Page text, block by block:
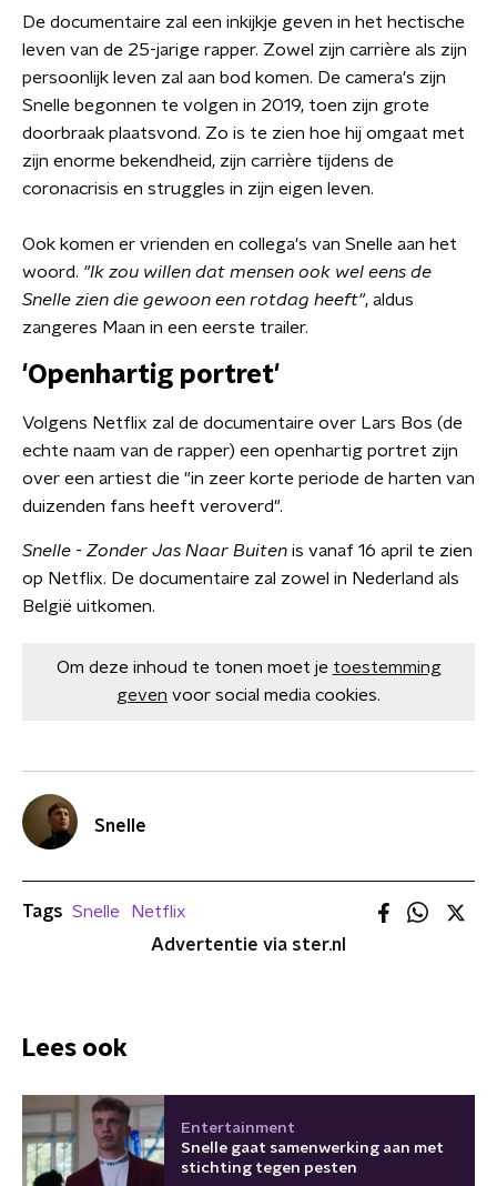
De documentaire zal een inkijkje geven in het hectische
leven van de 25-jarige rapper. Zowel zijn carrière als zijn
persoonlijk leven zal aan bod komen. De camera's zijn
Snelle begonnen te volgen in 2019, toen zijn grote
doorbraak plaatsvond. Zo is te zien hoe hij omgaat met
zijn enorme bekendheid, zijn carrière tijdens de
coronacrisis en struggles in zijn eigen leven.
Ook komen er vrienden en collega's van Snelle aan het
woord. "Ik zou willen dat mensen ook wel eens de
Snelle zien die gewoon een rotdag heeft", aldus
zangeres Maan in een eerste trailer.
'Openhartig portret'
Volgens Netflix zal de documentaire over Lars Bos (de
echte naam van de rapper) een openhartig portret zijn
over een artiest die "in zeer korte periode de harten van
duizenden fans heeft veroverd".
Snelle - Zonder Jas Naar Buiten is vanaf 16 april te zien
op Netflix. De documentaire zal zowel in Nederland als
België uitkomen.
Om deze inhoud te tonen moet je toestemming
geven voor social media cookies.
Snelle
Tags Snelle
Netflix
Advertentie via ster.nl
Lees ook
Entertainment
Snelle gaat samenwerking aan met
stichting tegen pesten